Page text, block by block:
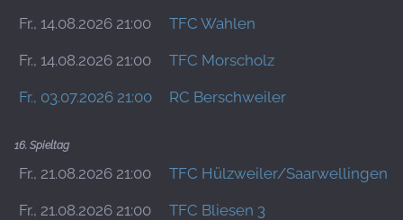
Fr., 14.08.2026 21:00 TFC Wahlen
Fr., 14.08.2026 21:00 TFC Morscholz
Fr., 03.07.2026 21:00 RC Berschweiler
16. Spieltag
Fr., 21.08.2026 21:00 TFC Hülzweiler/Saarwellingen 3
Fr., 21.08.2026 21:00 TFC Bliesen 3